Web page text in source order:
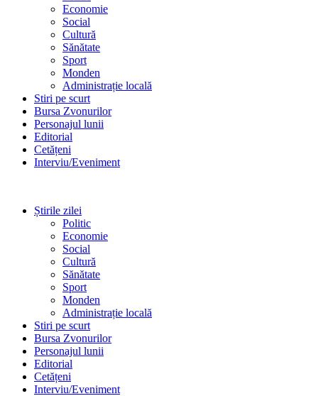
Economie
Social
Cultură
Sănătate
Sport
Monden
Administrație locală
Stiri pe scurt
Bursa Zvonurilor
Personajul lunii
Editorial
Cetățeni
Interviu/Eveniment
Știrile zilei
Politic
Economie
Social
Cultură
Sănătate
Sport
Monden
Administrație locală
Stiri pe scurt
Bursa Zvonurilor
Personajul lunii
Editorial
Cetățeni
Interviu/Eveniment